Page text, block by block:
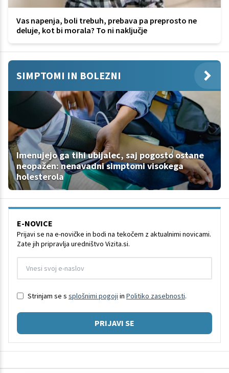
Vas napenja, boli trebuh, prebava pa preprosto ne
deluje, kot bi morala? To ni naključje
SIMPTOMI IN BOLEZNI
Imenujejo ga tihi ubijalec, saj pogosto ostane
neopažen: nenavadni simptomi visokega
holesterola
E-NOVICE
Prijavi se na e-novičke in bodi na tekočem z aktualnimi novicami.
Zate jih pripravlja uredništvo Vizita.si.
Strinjam se s splošnimi pogoji in Politiko zasebnosti.
PRIJAVI SE